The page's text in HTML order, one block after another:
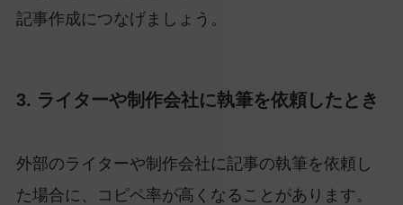
記事作成につなげましょう。
3. ライターや制作会社に執筆を依頼したとき
外部のライターや制作会社に記事の執筆を依頼し
た場合に、コピペ率が高くなることがあります。